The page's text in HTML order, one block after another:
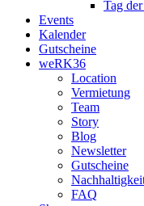
Tag
Events
Kalender
Gutscheine
weRK36
Location
Vermietung
Team
Story
Blog
Newsletter
Gutscheine
FAQ